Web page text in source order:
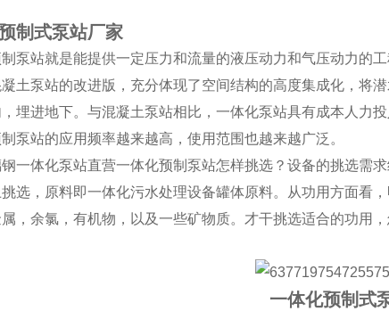
制式泵站厂家
泵站就是能提供一定压力和流量的液压动力和气压动力的
土泵站的改进版，充分体现了空间结构的高度集成化，将
埋进地下。与混凝土泵站相比，一体化泵站具有成本人力
泵站的应用频率越来越高，使用范围也越来越广泛。
一体化泵站直营一体化预制泵站怎样挑选？设备的挑选需
选，原料即一体化污水处理设备罐体原料。从功用方面看
，余氯，有机物，以及一些矿物质。才干挑选适合的功用
一体化预制式